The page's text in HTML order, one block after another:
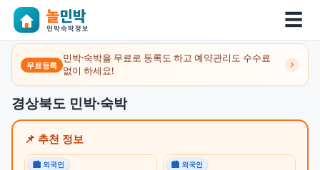
☰
무료등록
민박·숙박을 무료로 등록도 하고 예약관리도 수수료
없이 하세요!
경상북도 민박·숙박
📌 추천 정보
🏙 외국인 🏙 외국인